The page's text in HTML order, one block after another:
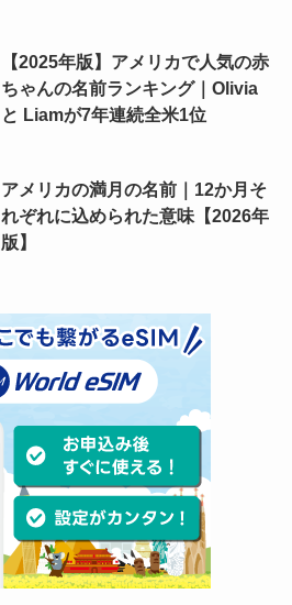
【2025年版】アメリカで人気の赤
ちゃんの名前ランキング｜Olivia
と Liamが7年連続全米1位
アメリカの満月の名前｜12か月そ
れぞれに込められた意味【2026年
版】